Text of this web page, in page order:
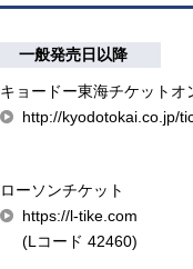
一般発売日以降
キョードー東海チケットオ
http://kyodotokai.co.jp/
ローソンチケット
https://l-tike.com
(Lコード 42460)